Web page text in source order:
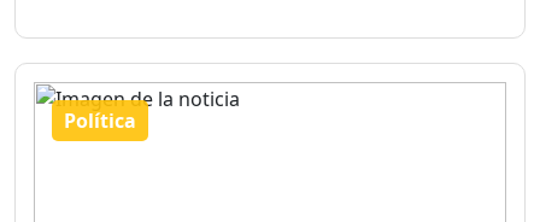
Política